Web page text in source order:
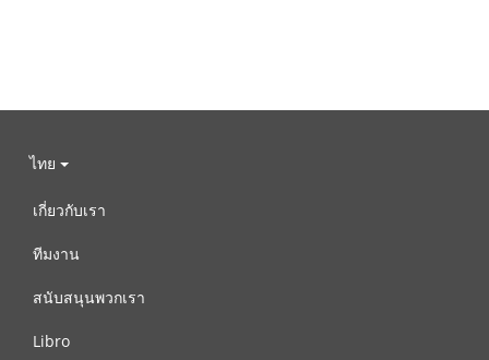
ไทย
เกี่ยวกับเรา
ทีมงาน
สนับสนุนพวกเรา
Libro